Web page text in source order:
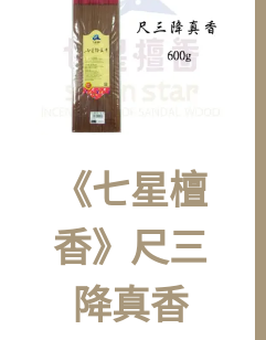
《七星檀
香》尺三
降真香